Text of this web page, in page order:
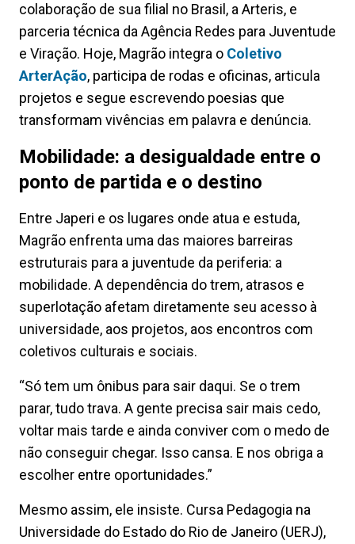
colaboração de sua filial no Brasil, a Arteris, e
parceria técnica da Agência Redes para Juventude
e Viração. Hoje, Magrão integra o Coletivo
ArterAção, participa de rodas e oficinas, articula
projetos e segue escrevendo poesias que
transformam vivências em palavra e denúncia.
Mobilidade: a desigualdade entre o
ponto de partida e o destino
Entre Japeri e os lugares onde atua e estuda,
Magrão enfrenta uma das maiores barreiras
estruturais para a juventude da periferia: a
mobilidade. A dependência do trem, atrasos e
superlotação afetam diretamente seu acesso à
universidade, aos projetos, aos encontros com
coletivos culturais e sociais.
“Só tem um ônibus para sair daqui. Se o trem
parar, tudo trava. A gente precisa sair mais cedo,
voltar mais tarde e ainda conviver com o medo de
não conseguir chegar. Isso cansa. E nos obriga a
escolher entre oportunidades.”
Mesmo assim, ele insiste. Cursa Pedagogia na
Universidade do Estado do Rio de Janeiro (UERJ),